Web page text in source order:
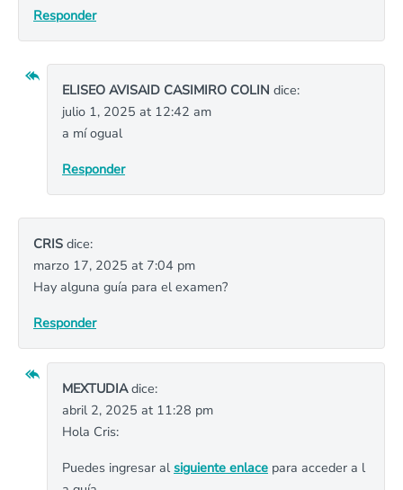
Responder
ELISEO AVISAID CASIMIRO COLIN dice:
julio 1, 2025 at 12:42 am
a mí ogual
Responder
CRIS dice:
marzo 17, 2025 at 7:04 pm
Hay alguna guía para el examen?
Responder
MEXTUDIAdice:
abril 2, 2025 at 11:28 pm
Hola Cris:
Puedes ingresar al siguiente enlace para acceder a l